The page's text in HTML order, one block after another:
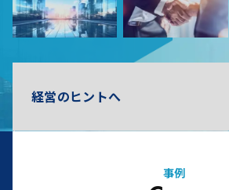
経営のヒントへ
事例